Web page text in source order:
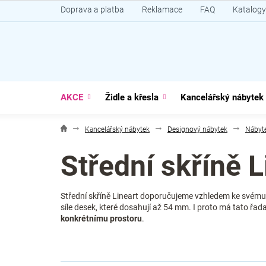
na
Doprava a platba Reklamace FAQ Katalogy
AKCE Židle a křesla Kancelářský nábytek
Kancelářský nábytek Designový nábytek
Střední skříně
Střední skříně Lineart doporučujeme vzhledem ke
síle desek, které dosahují až 54 mm. I proto má tato
konkrétnímu prostoru.